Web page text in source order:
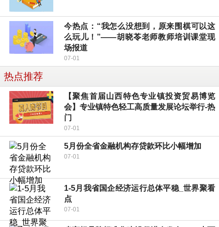
今热点：“我怎么没想到，原来围棋可以这
么玩儿！”——胡晓苓老师教师培训课堂现
场报道
07-01
热点推荐
【聚焦首届山西特色专业镇投资贸易博览
会】专业镇特色轻工高质量发展论坛举行-热
门
07-01
5月份全省金融机构存贷款环比小幅增加
07-01
1-5月我省国企经济运行总体平稳_世界聚看
点
07-01